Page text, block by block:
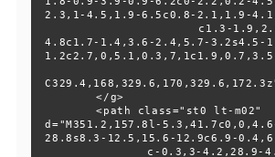
2.3,1-4.5,1.9-6.5c0.8-2.1,1.9-
4.8c1.7-1.4,3.6-2.4,5.7-3.2s4.5-
d="M351.2,157.8l-
28.8s8.3-12.5,15.6-12.9c6.9-